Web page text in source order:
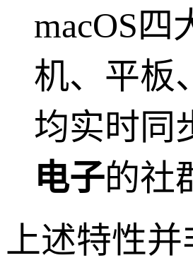
macOS
机、平板
均实时同
电子的社
上述特性